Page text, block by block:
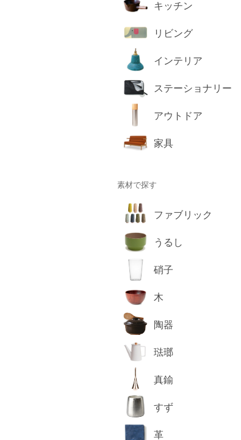
キッチン
リビング
インテリア
ステーショナリー
アウトドア
家具
素材で探す
ファブリック
うるし
硝子
木
陶器
琺瑯
真鍮
すず
革